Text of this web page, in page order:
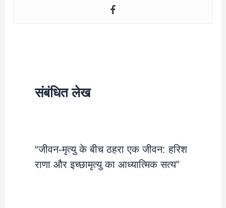
संबंधित लेख
“जीवन-मृत्यु के बीच ठहरा एक जीवन: हरिश
राणा और इच्छामृत्यु का आध्यात्मिक सत्य”